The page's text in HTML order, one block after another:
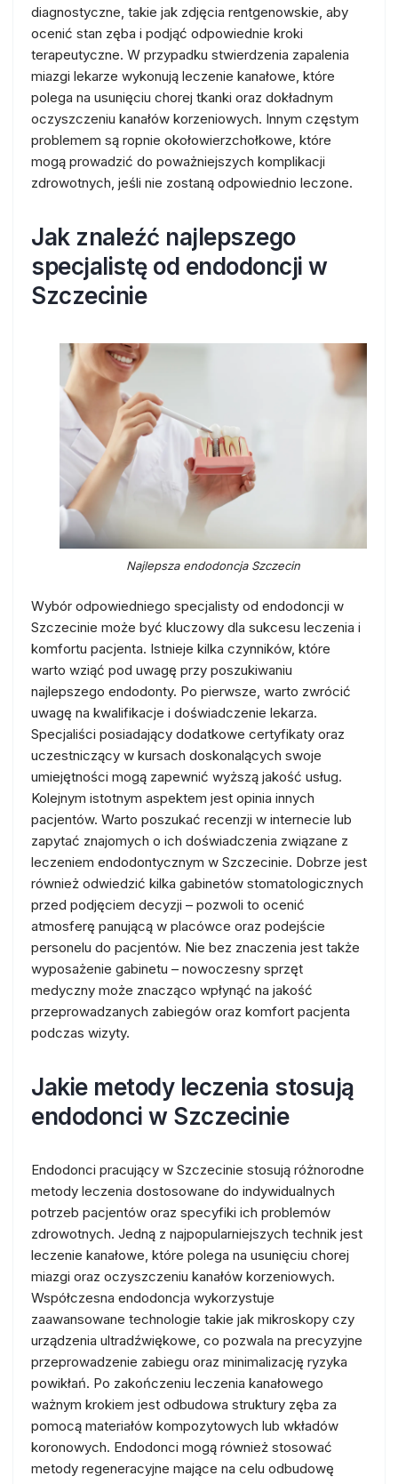
diagnostyczne, takie jak zdjęcia rentgenowskie, aby
ocenić stan zęba i podjąć odpowiednie kroki
terapeutyczne. W przypadku stwierdzenia zapalenia
miazgi lekarze wykonują leczenie kanałowe, które
polega na usunięciu chorej tkanki oraz dokładnym
oczyszczeniu kanałów korzeniowych. Innym częstym
problemem są ropnie okołowierzchołkowe, które
mogą prowadzić do poważniejszych komplikacji
zdrowotnych, jeśli nie zostaną odpowiednio leczone.
Jak znaleźć najlepszego
specjalistę od endodoncji w
Szczecinie
Najlepsza endodoncja Szczecin
Wybór odpowiedniego specjalisty od endodoncji w
Szczecinie może być kluczowy dla sukcesu leczenia i
komfortu pacjenta. Istnieje kilka czynników, które
warto wziąć pod uwagę przy poszukiwaniu
najlepszego endodonty. Po pierwsze, warto zwrócić
uwagę na kwalifikacje i doświadczenie lekarza.
Specjaliści posiadający dodatkowe certyfikaty oraz
uczestniczący w kursach doskonalących swoje
umiejętności mogą zapewnić wyższą jakość usług.
Kolejnym istotnym aspektem jest opinia innych
pacjentów. Warto poszukać recenzji w internecie lub
zapytać znajomych o ich doświadczenia związane z
leczeniem endodontycznym w Szczecinie. Dobrze jest
również odwiedzić kilka gabinetów stomatologicznych
przed podjęciem decyzji – pozwoli to ocenić
atmosferę panującą w placówce oraz podejście
personelu do pacjentów. Nie bez znaczenia jest także
wyposażenie gabinetu – nowoczesny sprzęt
medyczny może znacząco wpłynąć na jakość
przeprowadzanych zabiegów oraz komfort pacjenta
podczas wizyty.
Jakie metody leczenia stosują
endodonci w Szczecinie
Endodonci pracujący w Szczecinie stosują różnorodne
metody leczenia dostosowane do indywidualnych
potrzeb pacjentów oraz specyfiki ich problemów
zdrowotnych. Jedną z najpopularniejszych technik jest
leczenie kanałowe, które polega na usunięciu chorej
miazgi oraz oczyszczeniu kanałów korzeniowych.
Współczesna endodoncja wykorzystuje
zaawansowane technologie takie jak mikroskopy czy
urządzenia ultradźwiękowe, co pozwala na precyzyjne
przeprowadzenie zabiegu oraz minimalizację ryzyka
powikłań. Po zakończeniu leczenia kanałowego
ważnym krokiem jest odbudowa struktury zęba za
pomocą materiałów kompozytowych lub wkładów
koronowych. Endodonci mogą również stosować
metody regeneracyjne mające na celu odbudowę